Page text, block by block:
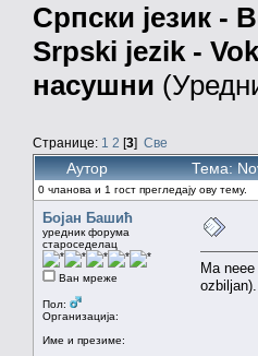
Српски језик -
Srpski jezik -
насушни
Странице: 1 2 [3] Све
Аутор Тема:
0 чланова и 1 гост прегледају ову тему.
Бојан Башић
уредник форума
староседелац
Ван мреже
Пол:
Организација:
Име и презиме:
Ma neee
ozbiljan).